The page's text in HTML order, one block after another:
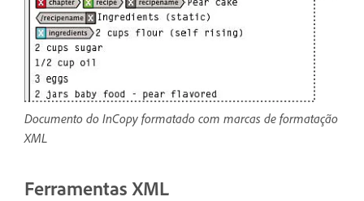
Documento do InCopy formatado com marcas de formatação
XML
Ferramentas XML